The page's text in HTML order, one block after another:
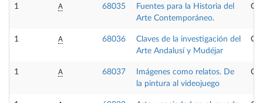
1 A 68035
Fuentes para la Historia del
Arte Contemporáneo.
1 A 68036
Claves de la investigación del
Arte Andalusí y Mudéjar
1 A 68037
Imágenes como relatos. De
la pintura al videojuego